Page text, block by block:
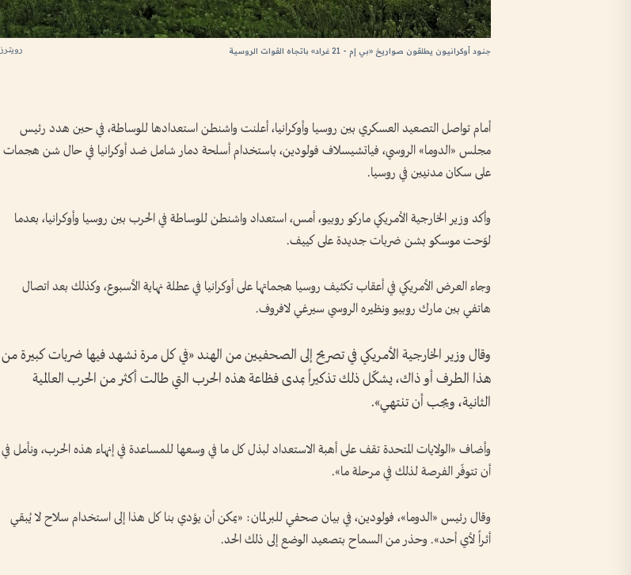
رويترز جنود أوكرانيون يطلقون صواريخ «بي إم - 21 غراد» باتجاه القوات الروسية
أمام تواصل التصعيد العسكري بين روسيا وأوكرانيا، أعلنت واشنطن استعدادها للوساطة، في حين هدد رئيس
مجلس «الدوما» الروسي، فياتشيسلاف فولودين، باستخدام أسلحة دمار شامل ضد أوكرانيا في حال شن هجمات
على سكان مدنيين في روسيا.
وأكد وزير الخارجية الأمريكي ماركو روبيو، أمس، استعداد واشنطن للوساطة في الحرب بين روسيا وأوكرانيا، بعدما
لوّحت موسكو بشن ضربات جديدة على كييف.
وجاء العرض الأمريكي في أعقاب تكثيف روسيا هجماتها على أوكرانيا في عطلة نهاية الأسبوع، وكذلك بعد اتصال
هاتفي بين مارك روبيو ونظيره الروسي سيرغي لافروف.
وقال وزير الخارجية الأمريكي في تصريح إلى الصحفيين من الهند «في كل مرة نشهد فيها ضربات كبيرة من
هذا الطرف أو ذاك، يشكّل ذلك تذكيراً بمدى فظاعة هذه الحرب التي طالت أكثر من الحرب العالمية
الثانية، ويجب أن تنتهي».
وأضاف «الولايات المتحدة تقف على أهبة الاستعداد لبذل كل ما في وسعها للمساعدة في إنهاء هذه الحرب، ونأمل في
أن تتوفّر الفرصة لذلك في مرحلة ما».
وقال رئيس «الدوما»، فولودين، في بيان صحفي للبرلمان: «يمكن أن يؤدي بنا كل هذا إلى استخدام سلاح لا يُبقي
أثراً لأي أحد». وحذر من السماح بتصعيد الوضع إلى ذلك الحد.